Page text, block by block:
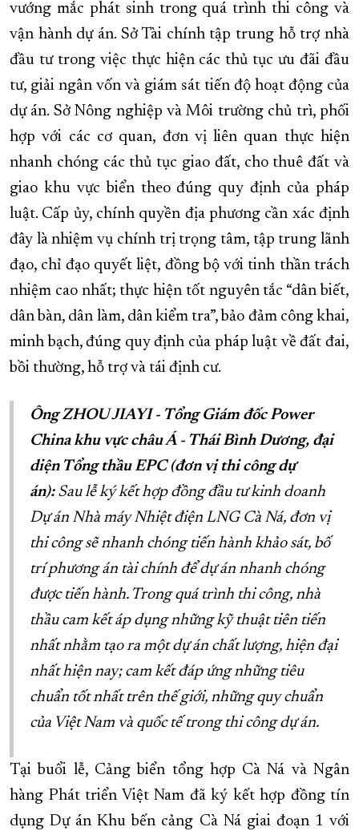
vướng mắc phát sinh trong quá trình thi công và
vận hành dự án. Sở Tài chính tập trung hỗ trợ nhà
đầu tư trong việc thực hiện các thủ tục ưu đãi đầu
tư, giải ngân vốn và giám sát tiến độ hoạt động của
dự án. Sở Nông nghiệp và Môi trường chủ trì, phối
hợp với các cơ quan, đơn vị liên quan thực hiện
nhanh chóng các thủ tục giao đất, cho thuê đất và
giao khu vực biển theo đúng quy định của pháp
luật. Cấp ủy, chính quyền địa phương cần xác định
đây là nhiệm vụ chính trị trọng tâm, tập trung lãnh
đạo, chỉ đạo quyết liệt, đồng bộ với tinh thần trách
nhiệm cao nhất; thực hiện tốt nguyên tắc “dân biết,
dân bàn, dân làm, dân kiểm tra”, bảo đảm công khai,
minh bạch, đúng quy định của pháp luật về đất đai,
bồi thường, hỗ trợ và tái định cư.
Ông ZHOU JIAYI - Tổng Giám đốc Power
China khu vực châu Á - Thái Bình Dương, đại
diện Tổng thầu EPC (đơn vị thi công dự
án): Sau lễ ký kết hợp đồng đầu tư kinh doanh
Dự án Nhà máy Nhiệt điện LNG Cà Ná, đơn vị
thi công sẽ nhanh chóng tiến hành khảo sát, bố
trí phương án tài chính để dự án nhanh chóng
được tiến hành. Trong quá trình thi công, nhà
thầu cam kết áp dụng những kỹ thuật tiên tiến
nhất nhằm tạo ra một dự án chất lượng, hiện đại
nhất hiện nay; cam kết đáp ứng những tiêu
chuẩn tốt nhất trên thế giới, những quy chuẩn
của Việt Nam và quốc tế trong thi công dự án.
Tại buổi lễ, Cảng biển tổng hợp Cà Ná và Ngân
hàng Phát triển Việt Nam đã ký kết hợp đồng tín
dụng Dự án Khu bến cảng Cà Ná giai đoạn 1 với